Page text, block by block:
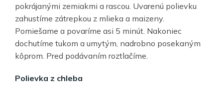
pokrájanými zemiakmi a rascou. Uvarenú polievku
zahustíme zátrepkou z mlieka a maizeny.
Pomiešame a povaríme asi 5 minút. Nakoniec
dochutíme tukom a umytým, nadrobno posekaným
kôprom. Pred podávaním roztlačíme.
Polievka z chleba